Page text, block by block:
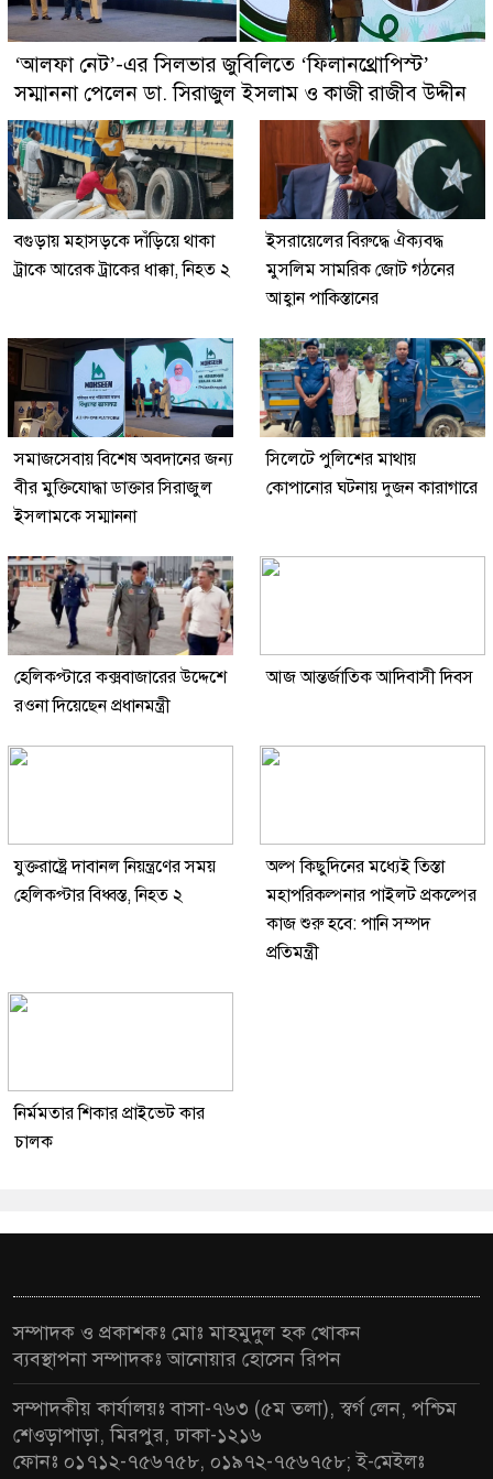
‘আলফা নেট’-এর সিলভার জুবিলিতে ‘ফিলানথ্রোপিস্ট’
সম্মাননা পেলেন ডা. সিরাজুল ইসলাম ও কাজী রাজীব উদ্দীন
বগুড়ায় মহাসড়কে দাঁড়িয়ে থাকা
ট্রাকে আরেক ট্রাকের ধাক্কা, নিহত ২
ইসরায়েলের বিরুদ্ধে ঐক্যবদ্ধ
মুসলিম সামরিক জোট গঠনের
আহ্বান পাকিস্তানের
সমাজসেবায় বিশেষ অবদানের জন্য
বীর মুক্তিযোদ্ধা ডাক্তার সিরাজুল
ইসলামকে সম্মাননা
সিলেটে পুলিশের মাথায়
কোপানোর ঘটনায় দুজন কারাগারে
হেলিকপ্টারে কক্সবাজারের উদ্দেশে
রওনা দিয়েছেন প্রধানমন্ত্রী
আজ আন্তর্জাতিক আদিবাসী দিবস
যুক্তরাষ্ট্রে দাবানল নিয়ন্ত্রণের সময়
হেলিকপ্টার বিধ্বস্ত, নিহত ২
অল্প কিছুদিনের মধ্যেই তিস্তা
মহাপরিকল্পনার পাইলট প্রকল্পের
কাজ শুরু হবে: পানি সম্পদ
প্রতিমন্ত্রী
নির্মমতার শিকার প্রাইভেট কার
চালক
সম্পাদক ও প্রকাশকঃ মোঃ মাহমুদুল হক খোকন
ব্যবস্থাপনা সম্পাদকঃ আনোয়ার হোসেন রিপন
সম্পাদকীয় কার্যালয়ঃ বাসা-৭৬৩ (৫ম তলা), স্বর্গ লেন, পশ্চিম
শেওড়াপাড়া, মিরপুর, ঢাকা-১২১৬
ফোনঃ ০১৭১২-৭৫৬৭৫৮, ০১৯৭২-৭৫৬৭৫৮; ই-মেইলঃ